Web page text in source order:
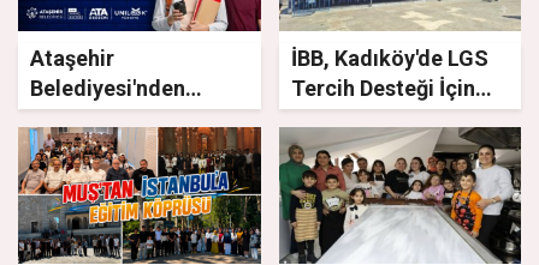
Ataşehir
Belediyesi'nden
Yapacak Gençlere
Tam Destek
İBB, Kadıköy'de LGS
Tercih Desteği İçin